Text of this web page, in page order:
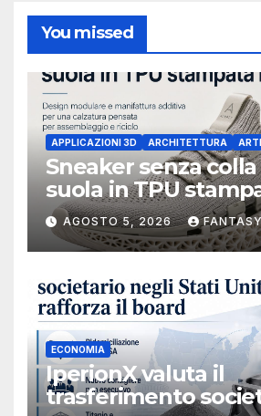
You missed
APPLICAZIONI 3D ARCHITETTURA
Sneaker senza
suola in TPU
AGOSTO 5, 2026
ECONOMIA
IperionX valuta il
trasferimento